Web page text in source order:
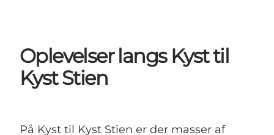
Planlæg dit besøg
Inspiration
Oplevelser langs Kyst til
Kyst Stien
På Kyst til Kyst Stien er der masser af